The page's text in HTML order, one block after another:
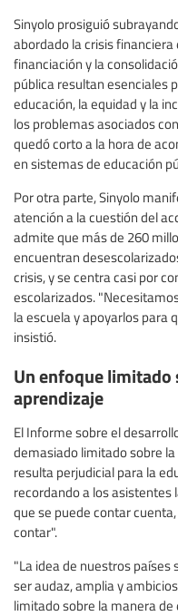
Sinyolo prosiguió
abordado la crisis financiera
financiación y la
pública resultan esenciales
educación, la equidad y la
los problemas asociados
quedó corto a la hora de
en sistemas de educación
Por otra parte, Sinyolo
atención a la cuestión del
admite que más de 260
encuentran
crisis, y se centra casi por
escolarizados.
la escuela y apoyarlos para
insistió.
Un enfoque limitado
aprendizaje
El Informe sobre el
demasiado limitado sobre
resulta perjudicial para la
recordando a los asistentes
que se puede contar
contar".
"La idea de nuestros países
ser audaz, amplia y
limitado sobre la manera de